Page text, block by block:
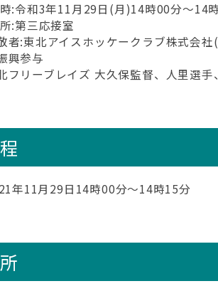
:令和3年11月29日(月)14時00分～14
:第三応接室
者:東北アイスホッケークラブ株式会
興参与
フリーブレイズ 大久保監督、人里選
年11月29日14時00分～14時15分